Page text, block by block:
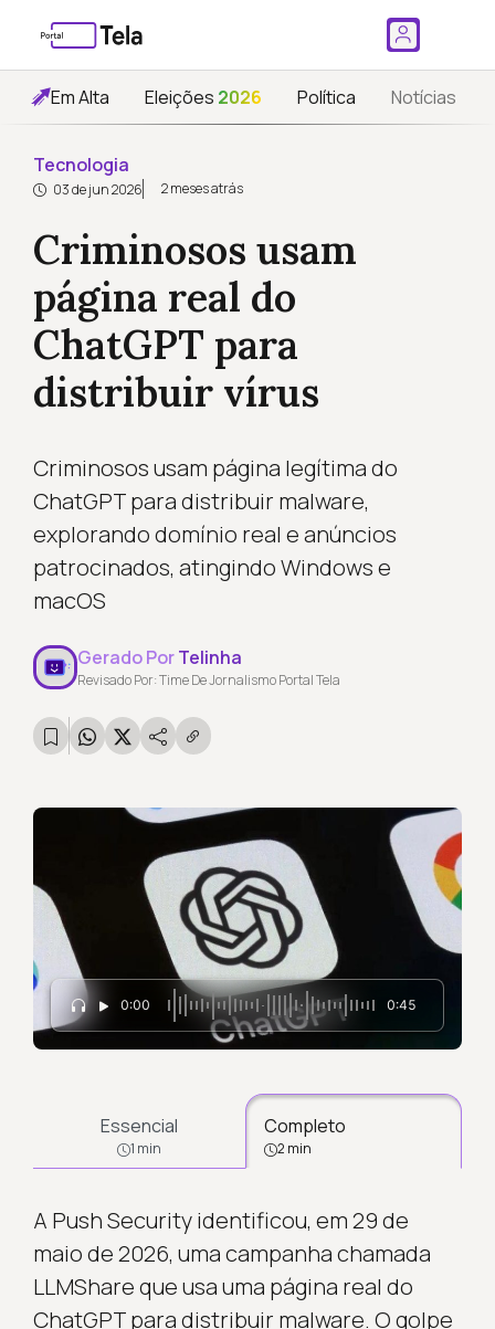
Em Alta Eleições 2026 Política Notícias
Tecnologia
03 de jun 2026 2 meses atrás
Criminosos usam
página real do
ChatGPT para
distribuir vírus
Criminosos usam página legítima do
ChatGPT para distribuir malware,
explorando domínio real e anúncios
patrocinados, atingindo Windows e
macOS
Gerado PorTelinha
Revisado Por: Time De Jornalismo Portal Tela
0:00 0:45
Essencial
1 min
Completo
2 min
A Push Security identificou, em 29 de
maio de 2026, uma campanha chamada
LLMShare que usa uma página real do
ChatGPT para distribuir malware. O golpe